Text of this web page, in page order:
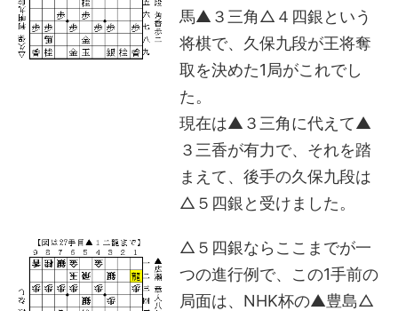
馬▲３三角△４四銀という
将棋で、久保九段が王将奪
取を決めた1局がこれでし
た。
現在は▲３三角に代えて▲
３三香が有力で、それを踏
まえて、後手の久保九段は
△５四銀と受けました。
△５四銀ならここまでが一
つの進行例で、この1手前の
局面は、NHK杯の▲豊島△